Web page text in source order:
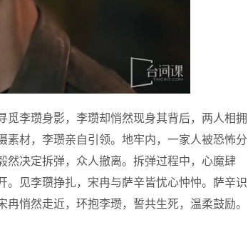
李瓒身影，李瓒却悄然现身其背后，两人相拥
素材，李瓒亲自引领。地牢内，一家人被恐怖分
然决定拆弹，众人撤离。拆弹过程中，心魔肆
。见李瓒挣扎，宋冉与萨辛皆忧心忡忡。萨辛识
悄然走近，环抱李瓒，誓共生死，温柔鼓励。